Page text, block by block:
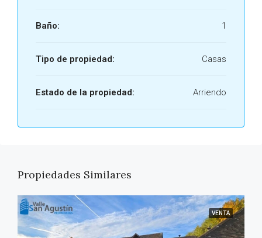
Baño: 1
Tipo de propiedad: Casas
Estado de la propiedad: Arriendo
Propiedades Similares
VENTA